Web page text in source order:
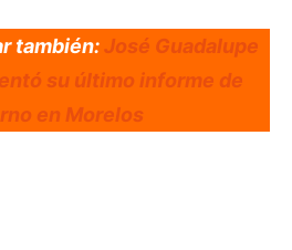
también: José Guadalupe
su último informe de
en Morelos